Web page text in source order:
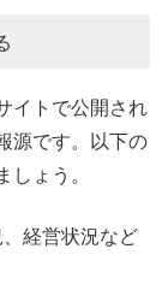
イトで公開され
源です。以下の
しょう。
経営状況など